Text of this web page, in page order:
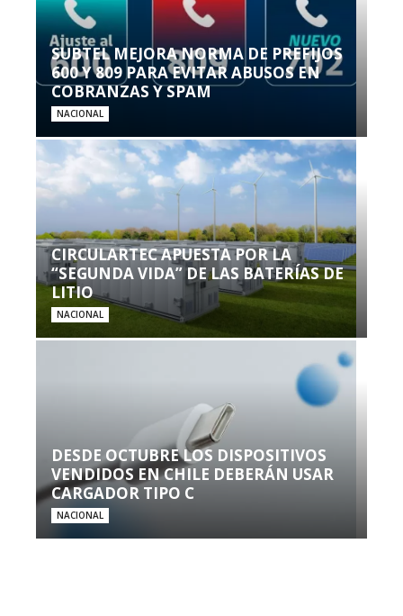
SUBTEL MEJORA NORMA DE PREFIJOS
600 Y 809 PARA EVITAR ABUSOS EN
COBRANZAS Y SPAM
NACIONAL
CIRCULARTEC APUESTA POR LA
“SEGUNDA VIDA” DE LAS BATERÍAS DE
LITIO
NACIONAL
DESDE OCTUBRE LOS DISPOSITIVOS
VENDIDOS EN CHILE DEBERÁN USAR
CARGADOR TIPO C
NACIONAL